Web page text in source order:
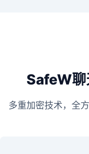
SafeW聊
多重加密技术，全